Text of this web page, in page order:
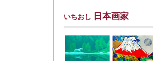
いちおし 日本画家